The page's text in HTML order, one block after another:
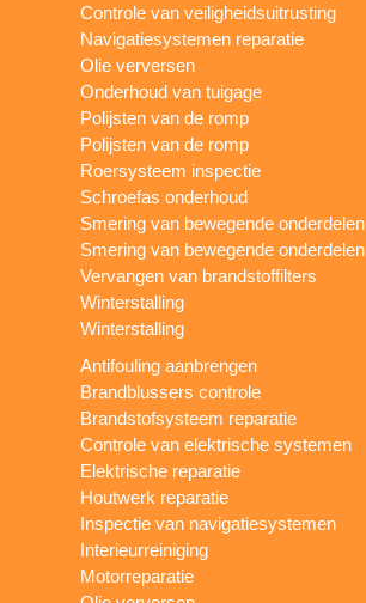
Controle van veiligheidsuitrusting
Navigatiesystemen reparatie
Olie verversen
Onderhoud van tuigage
Polijsten van de romp
Polijsten van de romp
Roersysteem inspectie
Schroefas onderhoud
Smering van bewegende onderdelen
Smering van bewegende onderdelen
Vervangen van brandstoffilters
Winterstalling
Winterstalling
Antifouling aanbrengen
Brandblussers controle
Brandstofsysteem reparatie
Controle van elektrische systemen
Elektrische reparatie
Houtwerk reparatie
Inspectie van navigatiesystemen
Interieurreiniging
Motorreparatie